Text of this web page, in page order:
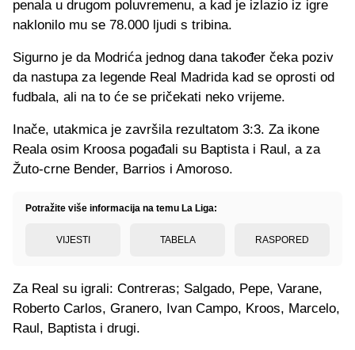
penala u drugom poluvremenu, a kad je izlazio iz igre
naklonilo mu se 78.000 ljudi s tribina.
Sigurno je da Modrića jednog dana također čeka poziv
da nastupa za legende Real Madrida kad se oprosti od
fudbala, ali na to će se pričekati neko vrijeme.
Inače, utakmica je završila rezultatom 3:3. Za ikone
Reala osim Kroosa pogađali su Baptista i Raul, a za
Žuto-crne Bender, Barrios i Amoroso.
Potražite više informacija na temu La Liga:
VIJESTI TABELA RASPORED
Za Real su igrali: Contreras; Salgado, Pepe, Varane,
Roberto Carlos, Granero, Ivan Campo, Kroos, Marcelo,
Raul, Baptista i drugi.